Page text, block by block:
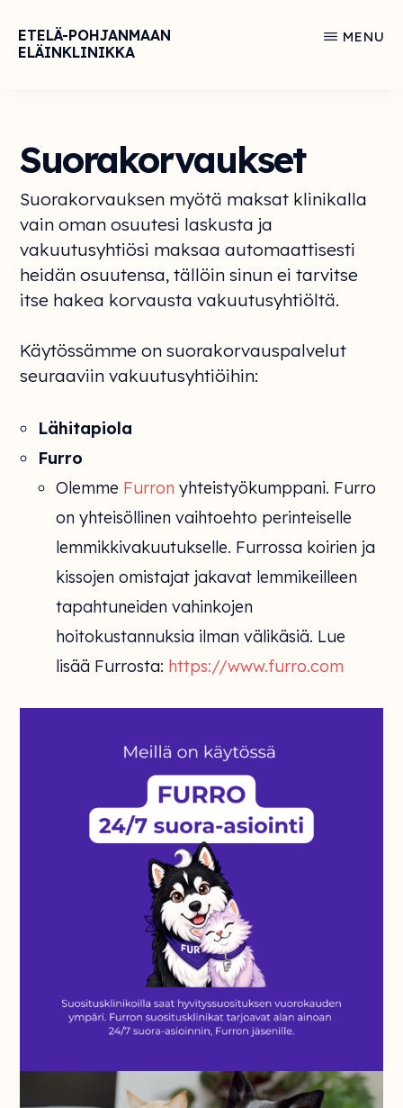
ETELÄ-POHJANMAAN
ELÄINKLINIKKA
hädässä
MENU
Suorakorvaukset
Suorakorvauksen myötä maksat klinikalla
vain oman osuutesi laskusta ja
vakuutusyhtiösi maksaa automaattisesti
heidän osuutensa, tällöin sinun ei tarvitse
itse hakea korvausta vakuutusyhtiöltä.
Käytössämme on suorakorvauspalvelut
seuraaviin vakuutusyhtiöihin:
Lähitapiola
Furro
Olemme Furron yhteistyökumppani. Furro
on yhteisöllinen vaihtoehto perinteiselle
lemmikkivakuutukselle. Furrossa koirien ja
kissojen omistajat jakavat lemmikeilleen
tapahtuneiden vahinkojen
hoitokustannuksia ilman välikäsiä. Lue
lisää Furrosta: https://www.furro.com